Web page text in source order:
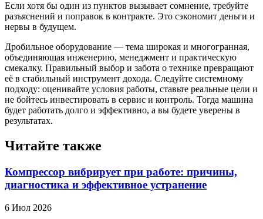
Если хотя бы один из пунктов вызывает сомнение, требуйте
разъяснений и поправок в контракте. Это сэкономит деньги и
нервы в будущем.
Дробильное оборудование — тема широкая и многогранная,
объединяющая инженерию, менеджмент и практическую
смекалку. Правильный выбор и забота о технике превращают
её в стабильный инструмент дохода. Следуйте системному
подходу: оценивайте условия работы, ставьте реальные цели и
не бойтесь инвестировать в сервис и контроль. Тогда машина
будет работать долго и эффективно, а вы будете уверены в
результатах.
Читайте также
Компрессор вибрирует при работе: причины,
диагностика и эффективное устранение
6 Июл 2026